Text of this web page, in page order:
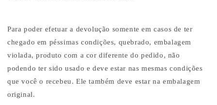
Para poder efetuar a devolução somente em casos de ter
chegado em péssimas condições, quebrado, embalagem
violada, produto com a cor diferente do pedido, não
podendo ter sido usado e deve estar nas mesmas condições
que você o recebeu. Ele também deve estar na embalagem
original.